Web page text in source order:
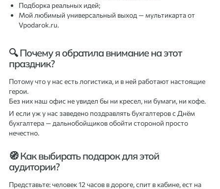
Подборка реальных идей;
Мой любимый универсальный выход — мультикарта от
Vpodarok.ru.
🔍 Почему я обратила внимание на этот
праздник?
Потому что у нас есть логистика, и в ней работают настоящие
герои.
Без них наш офис не увидел бы ни кресел, ни бумаги, ни кофе.
И если уж у нас заведено поздравлять бухгалтеров с Днём
бухгалтера — дальнобойщиков обойти стороной просто
нечестно.
🧭 Как выбирать подарок для этой
аудитории?
Представьте: человек 12 часов в дороге, спит в кабине, ест на